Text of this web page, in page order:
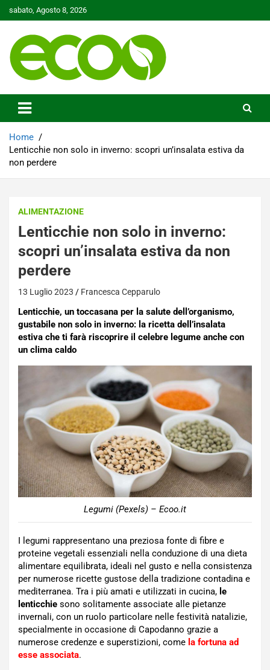
to
sabato, Agosto 8, 2026
Ecoo.it
Home
Lenticchie non solo in inverno: scopri un’insalata estiva da
non perdere
ALIMENTAZIONE
Lenticchie non solo in inverno:
scopri un’insalata estiva da non
perdere
13 Luglio 2023 Francesca Cepparulo
Lenticchie, un toccasana per la salute dell’organismo,
gustabile non solo in inverno: la ricetta dell’insalata
estiva che ti farà riscoprire il celebre legume anche con
un clima caldo
Legumi (Pexels) – Ecoo.it
I legumi rappresentano una preziosa fonte di fibre e
proteine vegetali essenziali nella conduzione di una dieta
alimentare equilibrata, ideali nel gusto e nella consistenza
per numerose ricette gustose della tradizione contadina e
mediterranea. Tra i più amati e utilizzati in cucina, le
lenticchie sono solitamente associate alle pietanze
invernali, con un ruolo particolare nelle festività natalizie,
specialmente in occasione di Capodanno grazie a
numerose credenze e superstizioni, come la fortuna ad
esse associata.